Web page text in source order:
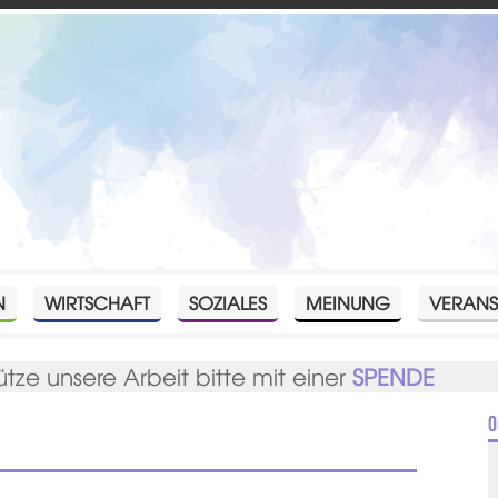
WIRTSCHAFT SOZIALES MEINUNG
unsere Arbeit bitte mit einerSPENDE